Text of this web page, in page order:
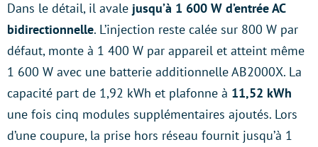
Dans le détail, il avale jusqu’à 1 600 W d’entrée AC
bidirectionnelle. L’injection reste calée sur 800 W par
défaut, monte à 1 400 W par appareil et atteint même
1 600 W avec une batterie additionnelle AB2000X. La
capacité part de 1,92 kWh et plafonne à 11,52 kWh
une fois cinq modules supplémentaires ajoutés. Lors
d’une coupure, la prise hors réseau fournit jusqu’à 1